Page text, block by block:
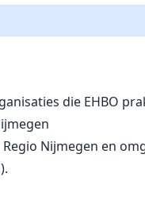
die EHBO
Nijmegen en